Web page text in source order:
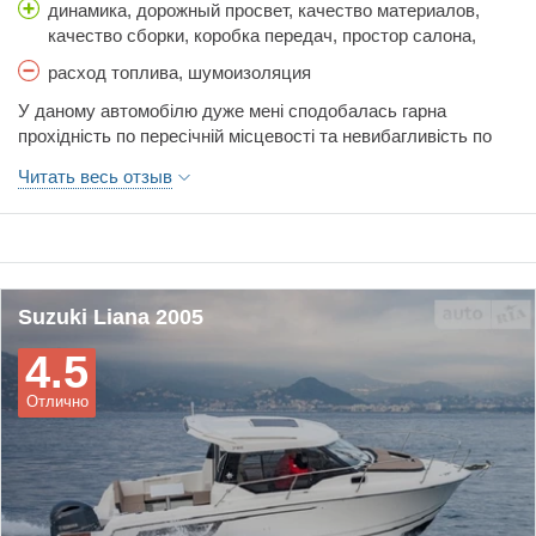
динамика, дорожный просвет, качество материалов,
качество сборки, коробка передач, простор салона,
расход топлива, шумоизоляция
У даному автомобілю дуже мені сподобалась гарна
прохідність по пересічній місцевості та невибагливість по
Читать весь отзыв
Suzuki Liana 2005
Отлично
4.5